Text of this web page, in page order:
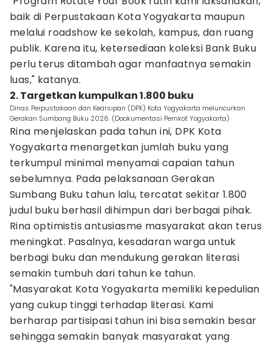
baik di Perpustakaan Kota Yogyakarta maupun
melalui roadshow ke sekolah, kampus, dan ruang
publik. Karena itu, ketersediaan koleksi Bank Buku
perlu terus ditambah agar manfaatnya semakin
luas," katanya.
2. Targetkan kumpulkan 1.800 buku
Dinas Perpustakaan dan Kearsipan (DPK) Kota Yogyakarta meluncurkan
Gerakan Sumbang Buku 2026. (Dookumentasi Pemkot Yogyakarta)
Rina menjelaskan pada tahun ini, DPK Kota
Yogyakarta menargetkan jumlah buku yang
terkumpul minimal menyamai capaian tahun
sebelumnya. Pada pelaksanaan Gerakan
Sumbang Buku tahun lalu, tercatat sekitar 1.800
judul buku berhasil dihimpun dari berbagai pihak.
Rina optimistis antusiasme masyarakat akan terus
meningkat. Pasalnya, kesadaran warga untuk
berbagi buku dan mendukung gerakan literasi
semakin tumbuh dari tahun ke tahun.
"Masyarakat Kota Yogyakarta memiliki kepedulian
yang cukup tinggi terhadap literasi. Kami
berharap partisipasi tahun ini bisa semakin besar
sehingga semakin banyak masyarakat yang